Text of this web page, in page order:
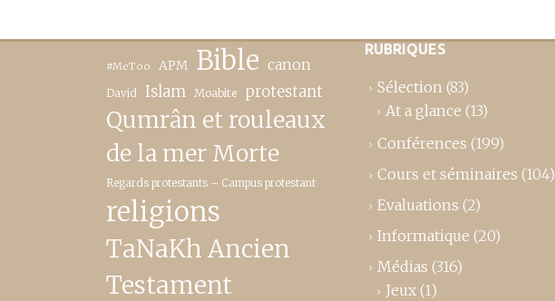
#MeToo APM Bible canon
David Islam Moabite protestant
Qumrân et rouleaux
de la mer Morte
Regards protestants – Campus protestant
religions
TaNaKh Ancien
Testament
RUBRIQUES
Sélection (83)
At a glance (13)
Conférences (199)
Cours et séminaires (104)
Evaluations (2)
Informatique (20)
Médias (316)
Jeux (1)